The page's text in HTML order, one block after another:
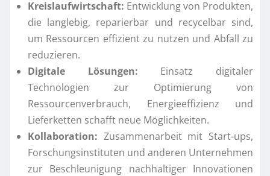
Kreislaufwirtschaft: Entwicklung von Produkten,
die langlebig, reparierbar und recycelbar sind,
um Ressourcen effizient zu nutzen und Abfall zu
reduzieren.
Digitale Lösungen: Einsatz digitaler
Technologien zur Optimierung von
Ressourcenverbrauch, Energieeffizienz und
Lieferketten schafft neue Möglichkeiten.
Kollaboration: Zusammenarbeit mit Start-ups,
Forschungsinstituten und anderen Unternehmen
zur Beschleunigung nachhaltiger Innovationen